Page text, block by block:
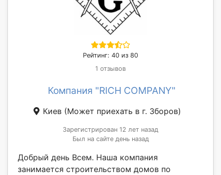
Рейтинг: 40 из 80
1 отзывов
Компания "RICH COMPANY"
Киев (Может приехать в г. Зборов)
Зарегистрирован 12 лет назад
Был на сайте день назад
Добрый день Всем. Наша компания
занимается строительством домов по